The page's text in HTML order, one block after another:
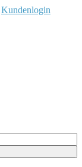
Kundenlogin